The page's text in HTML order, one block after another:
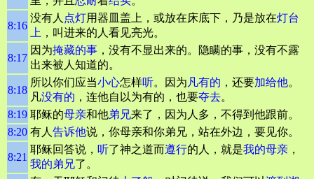
8:16
没有人 点灯用器皿盖上，或放在床底下，乃是放在灯台
上 ，叫进来的人看见亮光。
8:17
因为掩藏的事 ，没有不显出来的。隐瞒的事，没有不露
出来被人知道的。
8:18
所以你们应当小心怎样听。因为 凡有的 ，还要加给他。
凡没有的 ，连他自以为有的，也要夺去。
8:19 耶稣的母亲和他弟兄来了，因为人多，不得到他跟前。
8:20 有人 告诉他说，你母亲和你弟兄，站在外边，要见你。
8:21
耶稣回答说， 听了神之道而遵行的人，就是我的母亲 ，
我的弟兄了。